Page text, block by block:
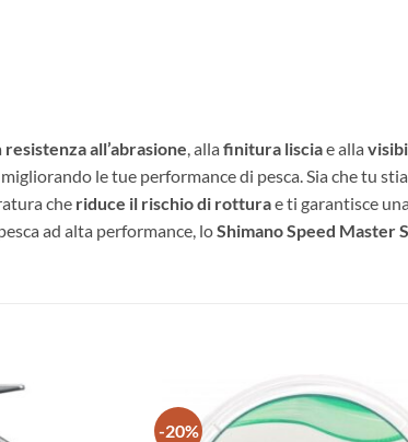
un filo
resistenza all’abrasione , alla finitura lisciae alla
le tue performance di pesca. Sia che tu
che riduce il rischio di rotturae ti garantisce
ad alta performance, loShimano Speed Master
-20%